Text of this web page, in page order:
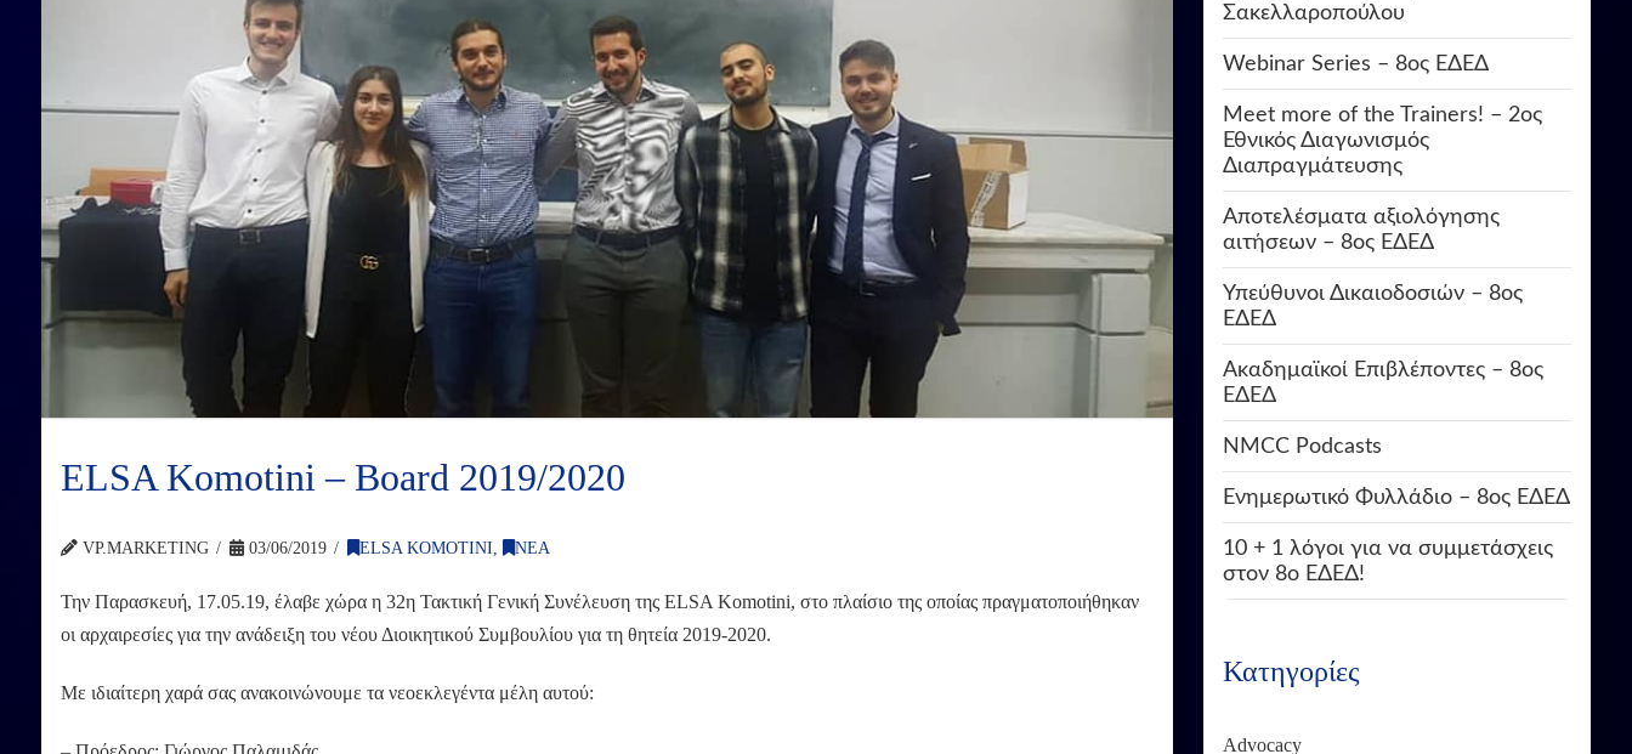
ELSA Komotini – Board 2019/2020
VP.MARKETING 03/06/2019 ELSA KOMOTINI, ΝΕΑ
Την Παρασκευή, 17.05.19, έλαβε χώρα η 32η Τακτική Γενική Συνέλευση της ELSA Komotini, στο πλαίσιο της οποίας πραγματοποιήθηκαν
οι αρχαιρεσίες για την ανάδειξη του νέου Διοικητικού Συμβουλίου για τη θητεία 2019-2020.
Με ιδιαίτερη χαρά σας ανακοινώνουμε τα νεοεκλεγέντα μέλη αυτού:
Σακελλαροπούλου
Webinar Series – 8ος ΕΔΕΔ
Meet more of the Trainers! – 2ος
Εθνικός Διαγωνισμός
Διαπραγμάτευσης
Αποτελέσματα αξιολόγησης
αιτήσεων – 8ος ΕΔΕΔ
Υπεύθυνοι Δικαιοδοσιών – 8ος
ΕΔΕΔ
Ακαδημαϊκοί Επιβλέποντες – 8ος
ΕΔΕΔ
NMCC Podcasts
Ενημερωτικό Φυλλάδιο – 8ος ΕΔΕΔ
10 + 1 λόγοι για να συμμετάσχεις
στον 8ο ΕΔΕΔ!
Κατηγορίες
Advocacy